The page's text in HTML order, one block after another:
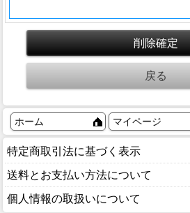
ホーム マイページ
特定商取引法に基づく表示
送料とお支払い方法について
個人情報の取扱いについて